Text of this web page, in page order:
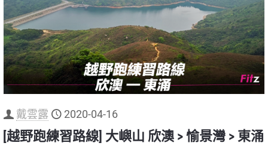
戴雲露 2020-04-16
[越野跑練習路線] 大嶼山 欣澳 > 愉景灣 > 東涌